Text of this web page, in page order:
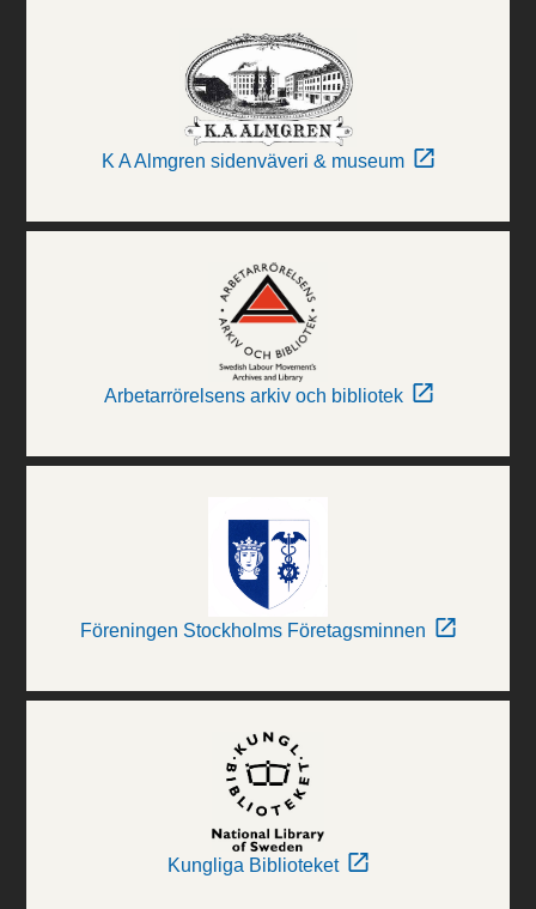
K A Almgren sidenväveri & museum
Arbetarrörelsens arkiv och bibliotek
Föreningen Stockholms Företagsminnen
Kungliga Biblioteket